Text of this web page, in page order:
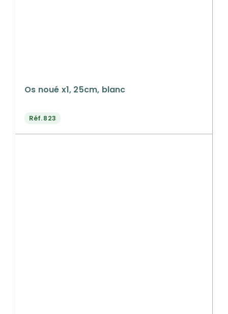
Os noué x1, 25cm, blanc
Réf.823